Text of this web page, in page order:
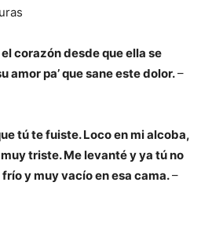
corazón desde que ella se
amor pa’ que sane este dolor.–
tú te fuiste. Loco en mi alcoba,
triste. Me levanté y ya tú no
y muy vacío en esa cama.–